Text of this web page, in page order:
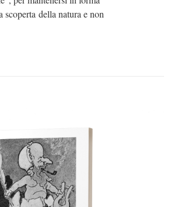
scoperta della natura e non